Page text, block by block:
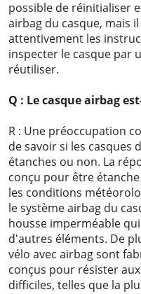
possible de réinitialiser
airbag du casque, mais
attentivement les
inspecter le casque par
réutiliser.
Q : Le casque airbag
R : Une préoccupation
de savoir si les casques
étanches ou non. La
conçu pour être
les conditions
le système airbag du
housse imperméable
d'autres éléments. De
vélo avec airbag sont
conçus pour résister
difficiles, telles que la